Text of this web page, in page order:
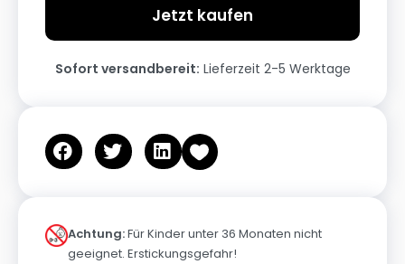
Jetzt kaufen
Sofort versandbereit: Lieferzeit 2-5 Werktage
Achtung:Für Kinder unter 36 Monaten nicht
geeignet. Erstickungsgefahr!